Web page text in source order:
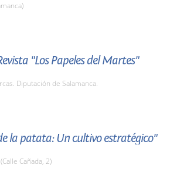
"Los Papeles del Martes"
Diputación de Salamanca.
la patata: Un cultivo estratégico"
Cañada, 2)